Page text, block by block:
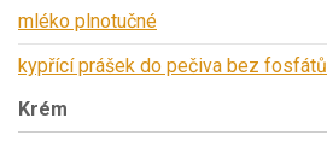
mléko plnotučné
kypřící prášek do pečiva bez fosfátů
Krém